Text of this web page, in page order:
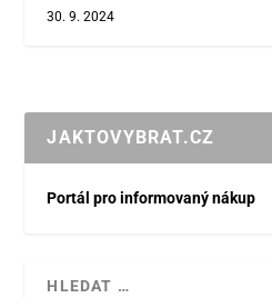
30. 9. 2024
JAKTOVYBRAT.CZ
Portál pro informovaný nákup